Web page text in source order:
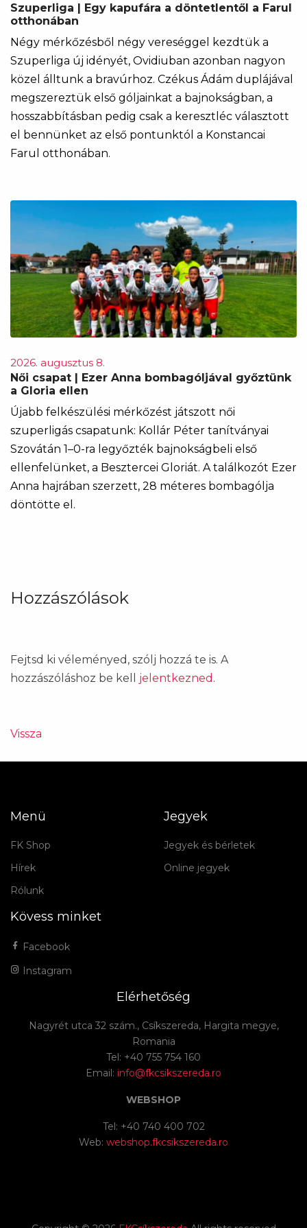
Szuperliga | Egy kapufára a döntetlentől a Farul
otthonában
Négy mérkőzésből négy vereséggel kezdtük a
Szuperliga új idényét, Ovidiuban azonban nagyon
közel álltunk a bravúrhoz. Czékus Ádám duplájával
megszereztük első góljainkat a bajnokságban, a
hosszabbításban pedig csak a keresztléc választott
el bennünket az első pontunktól a Konstancai
Farul otthonában.
2026. augusztus 8.
Női csapat | Ezer Anna bombagóljával győztünk
a Gloria ellen
Újabb felkészülési mérkőzést játszott női
szuperligás csapatunk: Kollár Péter tanítványai
Szovátán 1–0-ra legyőzték bajnokságbeli első
ellenfelünket, a Besztercei Gloriát. A találkozót Ezer
Anna hajrában szerzett, 28 méteres bombagólja
döntötte el.
Hozzászólások
Fejtsd ki véleményed, szólj hozzá te is. A
hozzászóláshoz be kell jelentkezned .
Vissza
Menü
FK Shop
Hírek
Rólunk
Jegyek
Jegyek és bérletek
Online jegyek
Kövess minket
Facebook
Instagram
Elérhetőség
Nagyrét utca 32 szám., Csíkszereda, Hargita megye,
Romania
Tel: +40 755 754 160
Email: info@fkcsikszereda.ro
WEBSHOP
Tel: +40 740 400 702
Web: webshop.fkcsikszereda.ro